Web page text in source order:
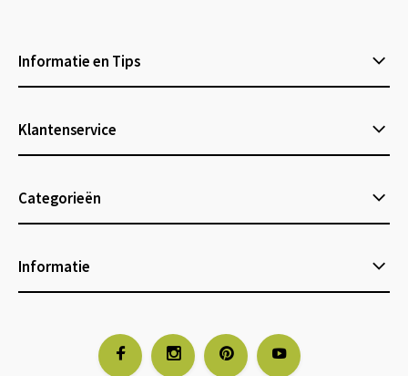
Informatie en Tips
Klantenservice
Categorieën
Informatie